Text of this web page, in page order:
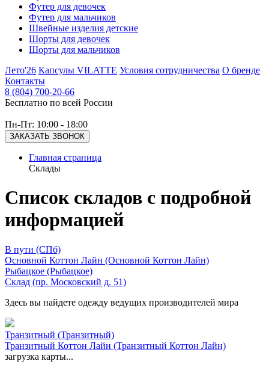
Футер для девочек
Футер для мальчиков
Швейные изделия детские
Шорты для девочек
Шорты для мальчиков
Лето'26 Капсулы VILATTE Условия сотрудничества О бренде
Контакты
8 (804) 700-20-66
Бесплатно по всей России
Пн-Пт: 10:00 - 18:00
ЗАКАЗАТЬ ЗВОНОК
Главная страница
Склады
Список складов с подробной
информацией
В пути (СПб)
Основной Коттон Лайн (Основной Коттон Лайн)
Рыбацкое (Рыбацкое)
Склад (пр. Московский д. 51)
Здесь вы найдете одежду ведущих производителей мира
Транзитный (Транзитный)
Транзитный Коттон Лайн (Транзитный Коттон Лайн)
загрузка карты...